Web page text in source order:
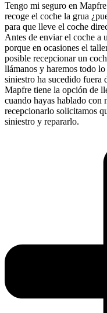
Tengo mi seguro en
recoge el coche la grua
para que lleve el coche
Antes de enviar el coche a
porque en ocasiones el
posible recepcionar un
llámanos y haremos todo
siniestro ha sucedido
Mapfre tiene la opción de
cuando hayas hablado con
recepcionarlo solicitamos
siniestro y repararlo.